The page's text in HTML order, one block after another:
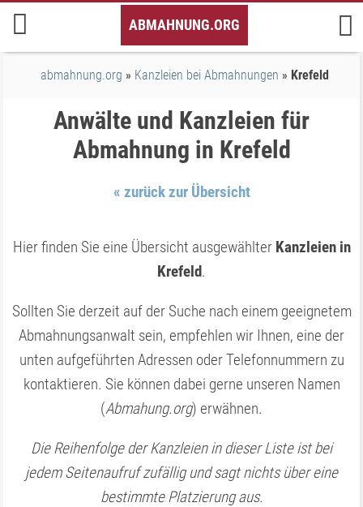
Inhalt
springen
ABMAHNUNG.ORG
abmahnung.org Kanzleien bei Abmahnungen Krefeld
Anwälte und Kanzleien für
Abmahnung in Krefeld
« zurück zur Übersicht
Hier finden Sie eine Übersicht ausgewählter Kanzleien in
Krefeld.
Sollten Sie derzeit auf der Suche nach einem geeignetem
Abmahnungsanwalt sein, empfehlen wir Ihnen, eine der
unten aufgeführten Adressen oder Telefonnummern zu
kontaktieren. Sie können dabei gerne unseren Namen
(Abmahung.org) erwähnen.
Die Reihenfolge der Kanzleien in dieser Liste ist bei
jedem Seitenaufruf zufällig und sagt nichts über eine
bestimmte Platzierung aus.